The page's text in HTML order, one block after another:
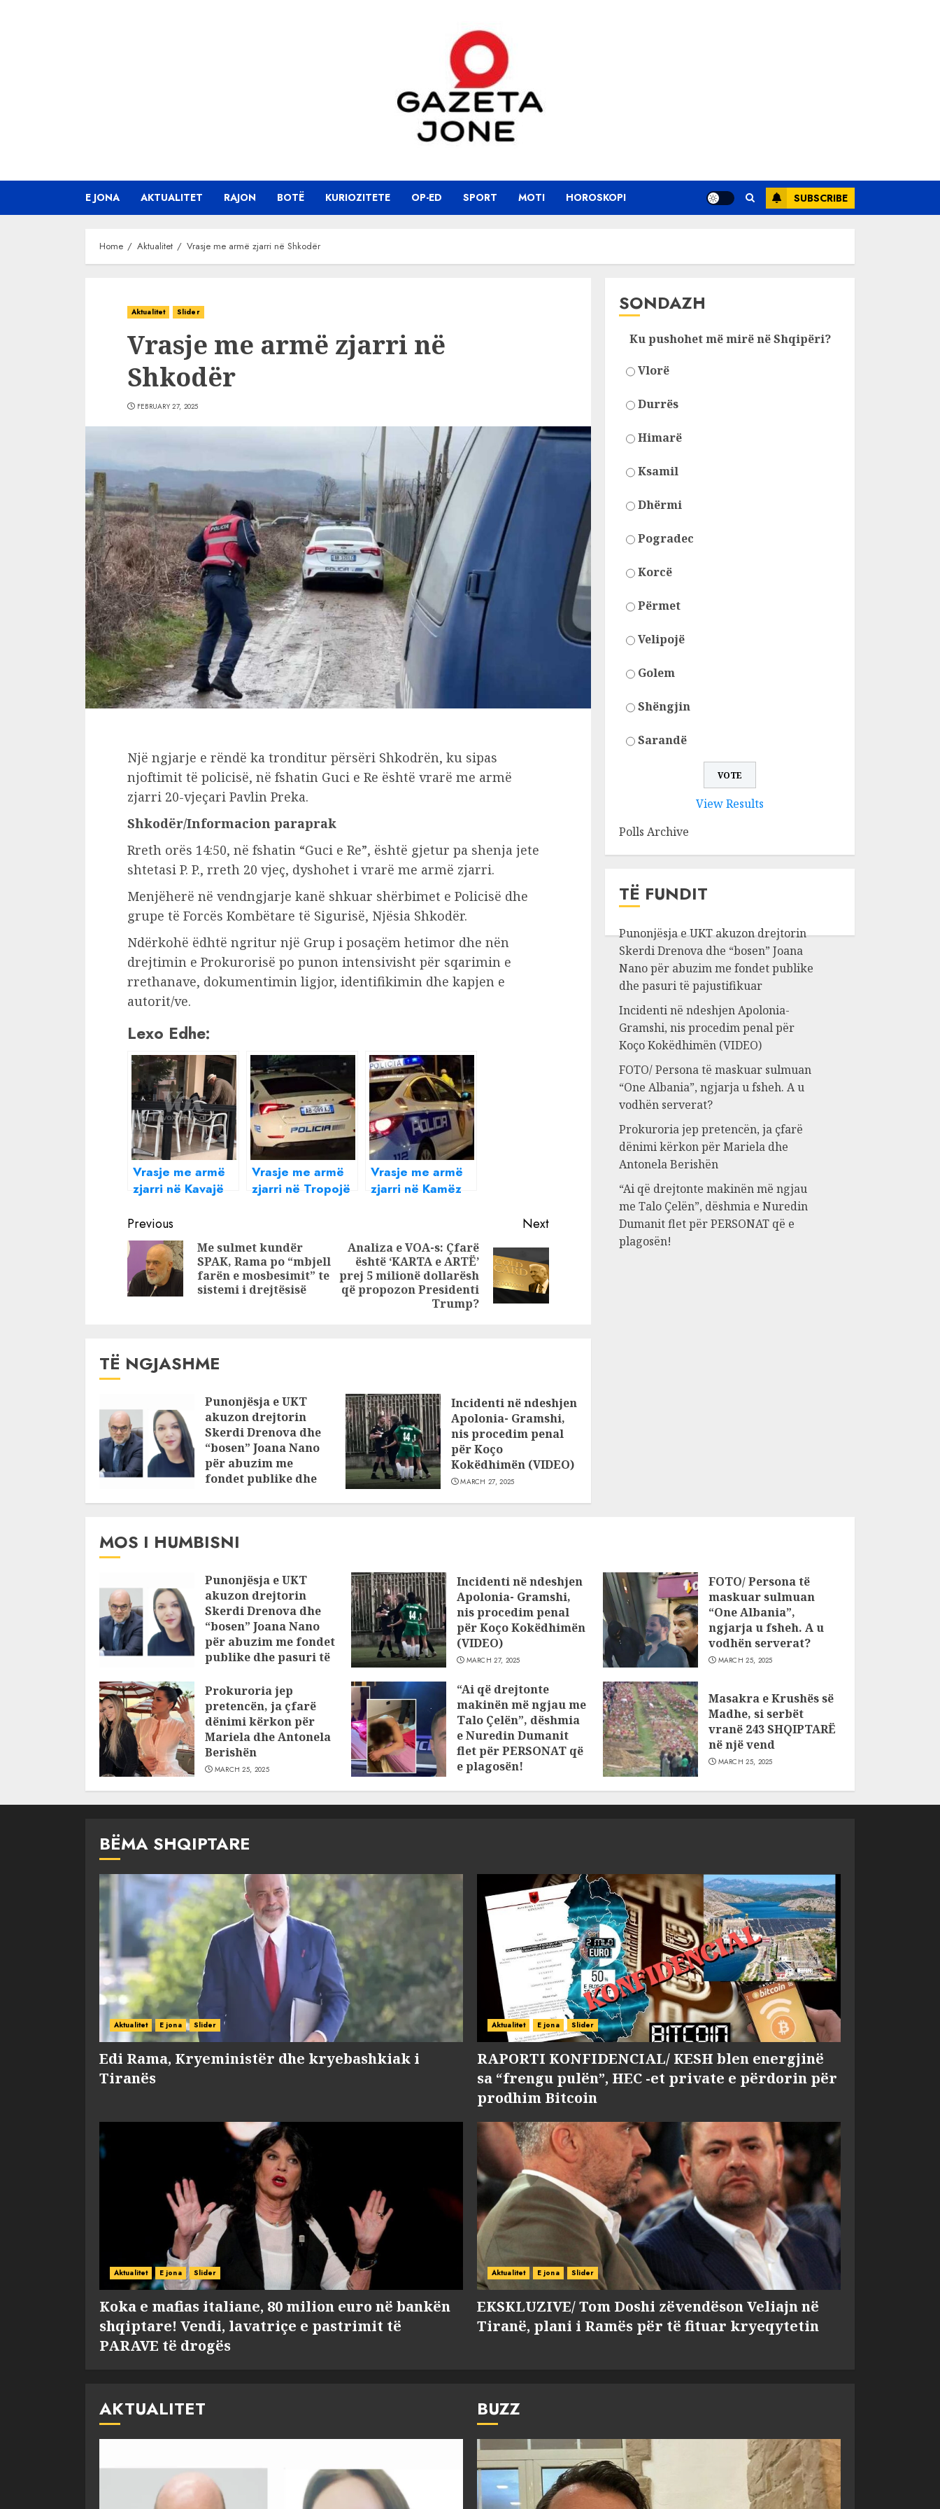
E JONA AKTUALITET RAJON BOTË KURIOZITETE OP-ED SPORT MOTI HOROSKOPI SUBSCRIBE
Home Aktualitet Vrasje me armë zjarri në Shkodër
Aktualitet Slider
Vrasje me armë zjarri në
Shkodër
FEBRUARY 27, 2025
Një ngjarje e rëndë ka tronditur përsëri Shkodrën, ku sipas
njoftimit të policisë, në fshatin Guci e Re është vrarë me armë
zjarri 20-vjeçari Pavlin Preka.
Shkodër/Informacion paraprak
Rreth orës 14:50, në fshatin “Guci e Re”, është gjetur pa shenja jete
shtetasi P. P., rreth 20 vjeç, dyshohet i vrarë me armë zjarri.
Menjëherë në vendngjarje kanë shkuar shërbimet e Policisë dhe
grupe të Forcës Kombëtare të Sigurisë, Njësia Shkodër.
Ndërkohë ëdhtë ngritur një Grup i posaçëm hetimor dhe nën
drejtimin e Prokurorisë po punon intensivisht për sqarimin e
rrethanave, dokumentimin ligjor, identifikimin dhe kapjen e
autorit/ve.
Lexo Edhe:
Vrasje me armë
zjarri në Kavajë
Vrasje me armë
zjarri në Tropojë
Vrasje me armë
zjarri në Kamëz
Continue
Reading
Previous
Previous
post:
Me sulmet kundër
SPAK, Rama po “mbjell
farën e mosbesimit” te
sistemi i drejtësisë
Next
Next
post:
Analiza e VOA-s: Çfarë
është ‘KARTA e ARTË’
prej 5 milionë dollarësh
që propozon Presidenti
Trump?
TË NGJASHME
Punonjësja e UKT
akuzon drejtorin
Skerdi Drenova dhe
“bosen” Joana Nano
për abuzim me
fondet publike dhe
Incidenti në ndeshjen
Apolonia- Gramshi,
nis procedim penal
për Koço
Kokëdhimën (VIDEO)
MARCH 27, 2025
SONDAZH
Ku pushohet më mirë në Shqipëri?
Vlorë
Durrës
Himarë
Ksamil
Dhërmi
Pogradec
Korcë
Përmet
Velipojë
Golem
Shëngjin
Sarandë
View Results
Polls Archive
TË FUNDIT
Punonjësja e UKT akuzon drejtorin
Skerdi Drenova dhe “bosen” Joana
Nano për abuzim me fondet publike
dhe pasuri të pajustifikuar
Incidenti në ndeshjen Apolonia-
Gramshi, nis procedim penal për
Koço Kokëdhimën (VIDEO)
FOTO/ Persona të maskuar sulmuan
“One Albania”, ngjarja u fsheh. A u
vodhën serverat?
Prokuroria jep pretencën, ja çfarë
dënimi kërkon për Mariela dhe
Antonela Berishën
“Ai që drejtonte makinën më ngjau
me Talo Çelën”, dëshmia e Nuredin
Dumanit flet për PERSONAT që e
plagosën!
MOS I HUMBISNI
Punonjësja e UKT
akuzon drejtorin
Skerdi Drenova dhe
“bosen” Joana Nano
për abuzim me fondet
publike dhe pasuri të
JULY 24, 2025
Incidenti në ndeshjen
Apolonia- Gramshi,
nis procedim penal
për Koço Kokëdhimën
(VIDEO)
MARCH 27, 2025
FOTO/ Persona të
maskuar sulmuan
“One Albania”,
ngjarja u fsheh. A u
vodhën serverat?
MARCH 25, 2025
Prokuroria jep
pretencën, ja çfarë
dënimi kërkon për
Mariela dhe Antonela
Berishën
MARCH 25, 2025
“Ai që drejtonte
makinën më ngjau me
Talo Çelën”, dëshmia
e Nuredin Dumanit
flet për PERSONAT që
e plagosën!
Masakra e Krushës së
Madhe, si serbët
vranë 243 SHQIPTARË
në një vend
MARCH 25, 2025
BËMA SHQIPTARE
Aktualitet E jona Slider
Edi Rama, Kryeministër dhe kryebashkiak i
Tiranës
Aktualitet E jona Slider
RAPORTI KONFIDENCIAL/ KESH blen energjinë
sa “frengu pulën”, HEC -et private e përdorin për
prodhim Bitcoin
Aktualitet E jona Slider
Koka e mafias italiane, 80 milion euro në bankën
shqiptare! Vendi, lavatriçe e pastrimit të
PARAVE të drogës
Aktualitet E jona Slider
EKSKLUZIVE/ Tom Doshi zëvendëson Veliajn në
Tiranë, plani i Ramës për të fituar kryeqytetin
AKTUALITET BUZZ